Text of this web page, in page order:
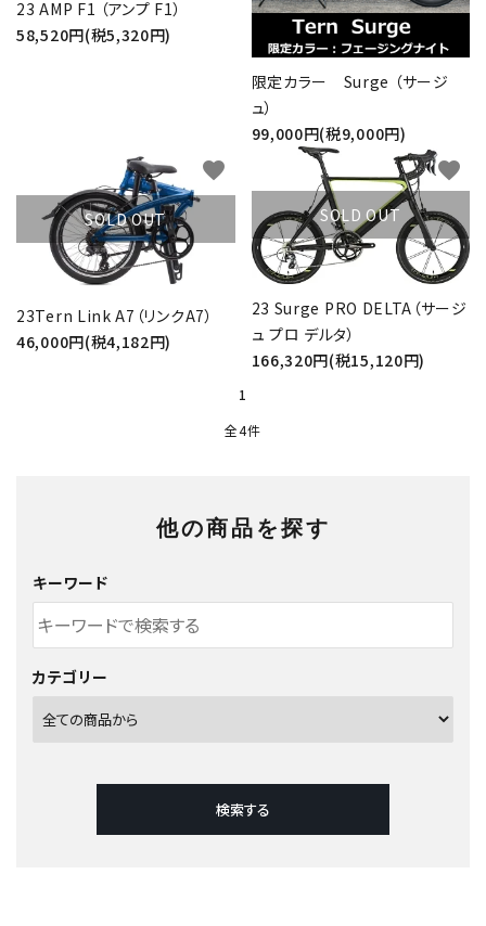
23 AMP F1 （アンプ F1）
58,520円(税5,320円)
限定カラー Surge （サージ
ュ）
99,000円(税9,000円)
SOLD OUT
23Tern Link A7（リンクA7）
46,000円(税4,182円)
favorite
SOLD OUT
23 Surge PRO DELTA（サージ
ュ プロ デルタ）
166,320円(税15,120円)
favorite
1
全4件
他の商品を探す
キーワード
カテゴリー
検索する